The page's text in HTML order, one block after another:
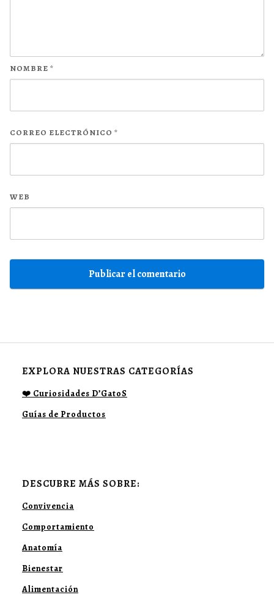
NOMBRE *
CORREO ELECTRÓNICO *
WEB
EXPLORA NUESTRAS CATEGORÍAS
❤️ Curiosidades D’GatoS
Guías de Productos
DESCUBRE MÁS SOBRE:
Convivencia
Comportamiento
Anatomía
Bienestar
Alimentación